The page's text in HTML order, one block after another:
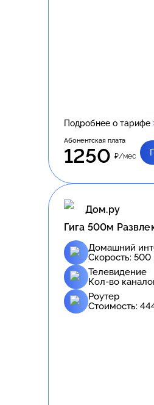
Подробнее о тарифе
Абонентская плата
1250 ₽/мес
Дом.ру
Гига 500м
Домашний
Скорость: 500
Телевидение
Кол-во
Роутер
Стоимость: